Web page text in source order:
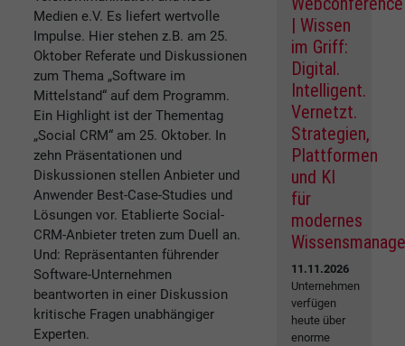
Medien e.V. Es liefert wertvolle
Impulse. Hier stehen z.B. am 25.
Oktober Referate und Diskussionen
zum Thema „Software im
Mittelstand“ auf dem Programm.
Ein Highlight ist der Thementag
„Social CRM“ am 25. Oktober. In
zehn Präsentationen und
Diskussionen stellen Anbieter und
Anwender Best-Case-Studies und
Lösungen vor. Etablierte Social-
CRM-Anbieter treten zum Duell an.
Und: Repräsentanten führender
Software-Unternehmen
beantworten in einer Diskussion
kritische Fragen unabhängiger
Experten.
| Wissen
im Griff:
Digital.
Intelligent.
Vernetzt.
Strategien,
Plattformen
und KI
für
modernes
11.11.2026
Unternehmen
verfügen
heute über
enorme